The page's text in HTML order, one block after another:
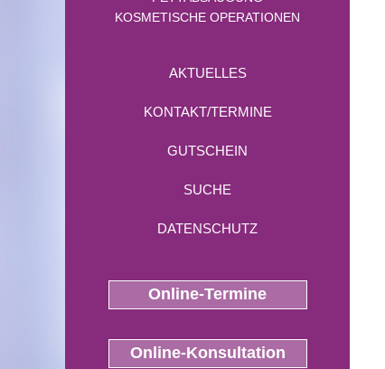
KOSMETISCHE OPERATIONEN
AKTUELLES
KONTAKT/TERMINE
GUTSCHEIN
SUCHE
DATENSCHUTZ
Online-Termine
Online-Konsultation